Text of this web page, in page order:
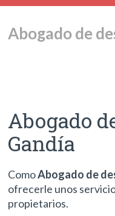
Abogado de
Abogado
Gandía
ComoAbogado de
ofrecerle unos
propietarios.